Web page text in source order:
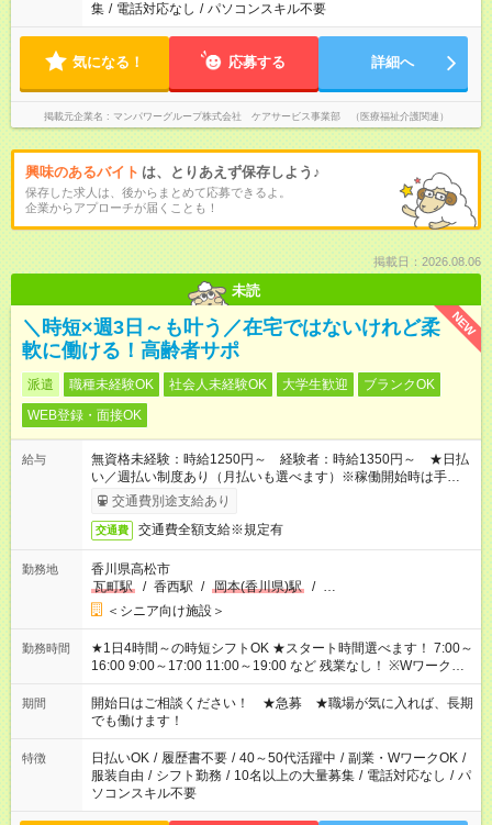
集 / 電話対応なし / パソコンスキル不要
気になる！ 応募する 詳細へ
掲載元企業名 マンパワーグループ株式会社 ケアサービス事業部 （医療福祉介護関連）
興味のあるバイト は、とりあえず保存しよう♪
保存した求人は、後からまとめて応募できるよ。
企業からアプローチが届くことも！
掲載日：2026.08.06
未読
NEW
＼時短×週3日～も叶う／在宅ではないけれど柔
軟に働ける！高齢者サポ
派遣 職種未経験OK 社会人未経験OK 大学生歓迎
ブランクOK
WEB登録・面接OK
給与
無資格未経験：時給1250円～ 経験者：時給1350円～ ★日払
い／週払い制度あり（月払いも選べます）※稼働開始時は手続き
完了次第のお支払いとなります。
交通費別途支給あり
交通費 交通費全額支給※規定有
勤務地
香川県高松市
瓦町駅
/ 香西駅 / 岡本(香川県)駅 / …
＜シニア向け施設＞
勤務時間
★1日4時間～の時短シフトOK ★スタート時間選べます！ 7:00～
16:00 9:00～17:00 11:00～19:00 など 残業なし！ ※Wワークの
場合、他のお仕事と合わせ週40時間超の就業はご案内できませ
ん ※法令に基づき、週20時間以上勤務は社会保険への加入対象
となります ※労働者派遣法（日雇い派遣の原則禁止）により、
短時間・短期間の就業はご案内が難しい場合があります
期間
開始日はご相談ください！ ★急募 ★職場が気に入れば、長期
でも働けます！
特徴 日払いOK / 履歴書不要 / 40～50代活躍中 / 副業・WワークOK /
服装自由 / シフト勤務 / 10名以上の大量募集 / 電話対応なし / パ
ソコンスキル不要